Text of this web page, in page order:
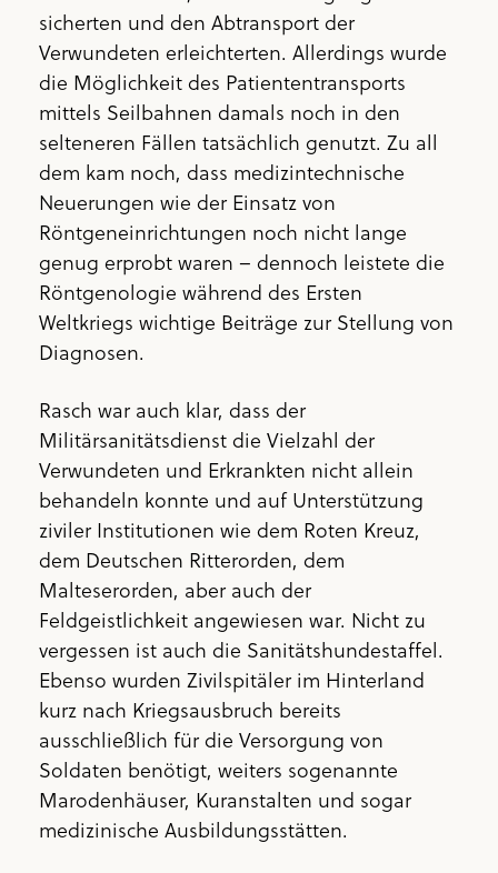
sicherten und den Abtransport der
Verwundeten erleichterten. Allerdings wurde
die Möglichkeit des Patiententransports
mittels Seilbahnen damals noch in den
selteneren Fällen tatsächlich genutzt. Zu all
dem kam noch, dass medizintechnische
Neuerungen wie der Einsatz von
Röntgeneinrichtungen noch nicht lange
genug erprobt waren – dennoch leistete die
Röntgenologie während des Ersten
Weltkriegs wichtige Beiträge zur Stellung von
Diagnosen.
Rasch war auch klar, dass der
Militärsanitätsdienst die Vielzahl der
Verwundeten und Erkrankten nicht allein
behandeln konnte und auf Unterstützung
ziviler Institutionen wie dem Roten Kreuz,
dem Deutschen Ritterorden, dem
Malteserorden, aber auch der
Feldgeistlichkeit angewiesen war. Nicht zu
vergessen ist auch die Sanitätshundestaffel.
Ebenso wurden Zivil­spitäler im Hinterland
kurz nach Kriegsausbruch bereits
ausschließlich für die Versorgung von
Soldaten benötigt, weiters sogenannte
Marodenhäuser, Kuranstalten und sogar
medizinische Ausbildungsstätten.